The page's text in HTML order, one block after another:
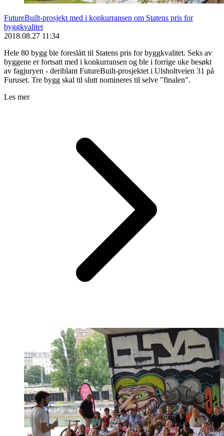
FutureBuilt-prosjekt med i konkurransen om Statens pris for
byggkvalitet
2018.08.27 11:34
Hele 80 bygg ble foreslått til Statens pris for byggkvalitet. Seks av
byggene er fortsatt med i konkurransen og ble i forrige uke besøkt
av fagjuryen - deriblant FutureBuilt-prosjektet i Ulsholtveien 31 på
Furuset. Tre bygg skal til slutt nomineres til selve "finalen".
Les mer